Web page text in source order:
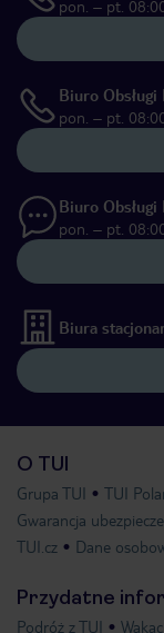
pon. – pt.
Biuro
pon. – pt.
Biuro
pon. – pt.
Biura
O TUI
Grupa TUI TUI
Gwarancja
TUI.cz
Dane
Przydatne
Podróż z TUI